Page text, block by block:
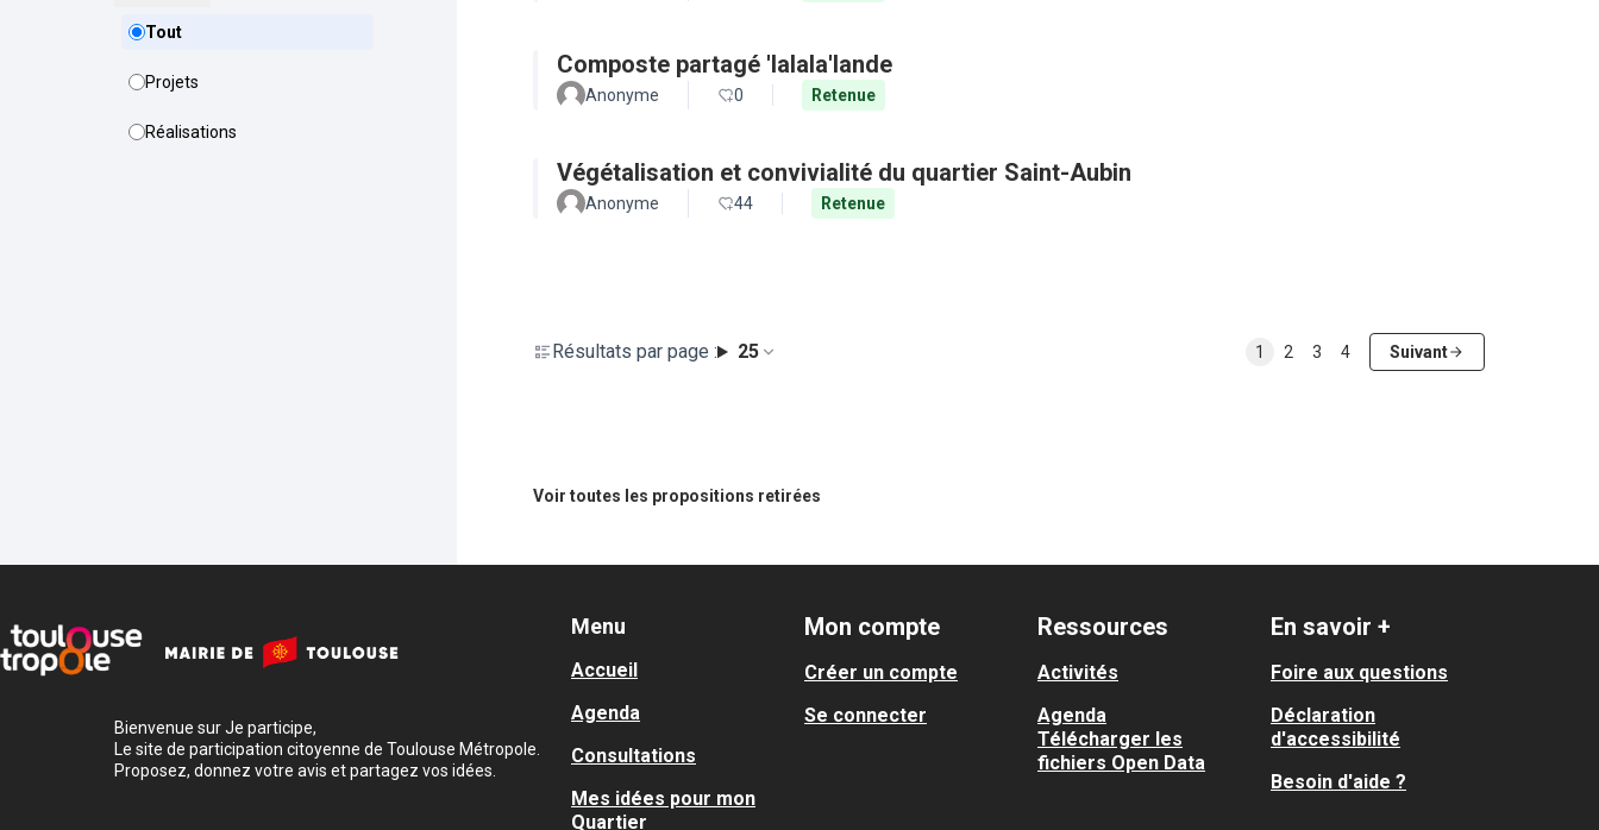
Tout
Projets
Réalisations
Composte partagé 'lalala'lande
Anonyme 0 Retenue
Végétalisation et convivialité du quartier Saint-Aubin
Anonyme 44 Retenue
Résultats par page : 25 1 2 3 4 Suivant
Voir toutes les propositions retirées
Bienvenue sur Je participe,
Le site de participation citoyenne de Toulouse Métropole.
Proposez, donnez votre avis et partagez vos idées.
Menu
Accueil
Agenda
Consultations
Mes idées pour mon
Quartier
Mon compte
Créer un compte
Se connecter
Ressources
Activités
Agenda
Télécharger les
fichiers Open Data
En savoir +
Foire aux questions
Déclaration
d'accessibilité
Besoin d'aide ?